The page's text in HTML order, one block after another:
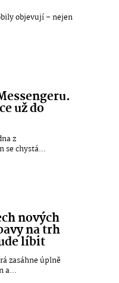
objevují – nejen
už do
z
se chystá...
nových
na trh
líbit
zasáhne úplně
a...